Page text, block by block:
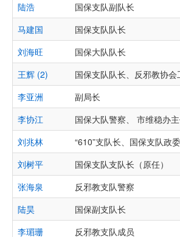
陆浩
国保支队副队长
马建国
国保支队队长
刘海旺
国保大队队长
王辉 (2)
国保支队队长、反邪教协会
李亚洲
副局长
李协江
国保大队警察、 市维稳办
刘兆林
“610”支队长、国保支队政委
刘树平
国保支队支队长（原任）
张海泉
反邪教支队警察
陆昊
国保副支队长
李瑂珊
反邪教支队成员